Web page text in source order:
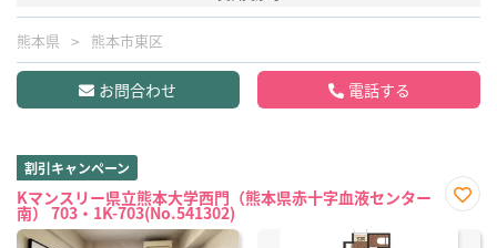
熊本県 熊本市東区
お問合わせ 電話する
割引キャンペーン
Kマンスリー県立熊本大学西門（熊本県赤十字血液センター
南） 703・1K-703(No.541302)
に入